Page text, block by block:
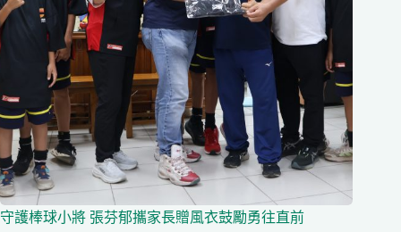
守護棒球小將 張芬郁攜家長贈風衣鼓勵勇往直前